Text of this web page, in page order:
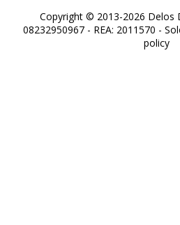
Copyright © 2013-2026 Delos
08232950967 - REA: 2011570 -
policy